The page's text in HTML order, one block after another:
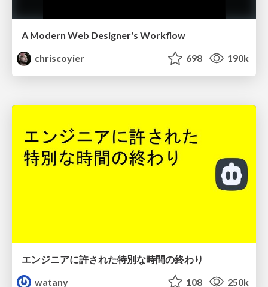
A Modern Web Designer's Workflow
chriscoyier
698 190k
エンジニアに許された特別な時間の終わり
watany
108 250k